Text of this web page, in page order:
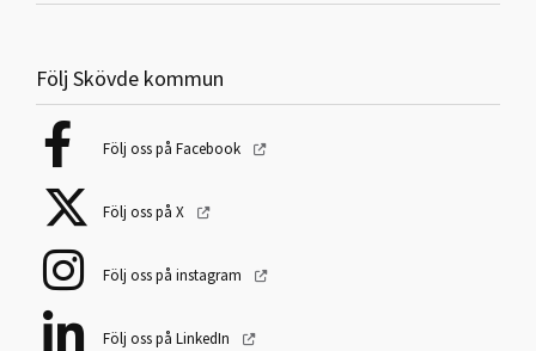
Följ Skövde kommun
Följ oss på Facebook
Följ oss på X
Följ oss på instagram
Följ oss på LinkedIn